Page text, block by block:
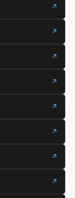
↗
↗
↗
↗
↗
↗
↗
↗